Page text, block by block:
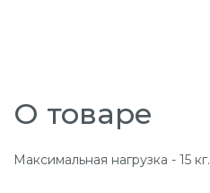
О товаре
Максимальная нагрузка - 15 кг.